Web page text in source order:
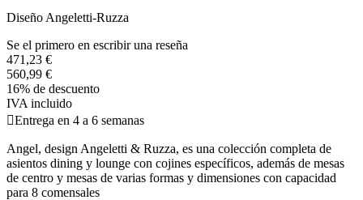
Diseño Angeletti-Ruzza
Se el primero en escribir una reseña
471,23 €
560,99 €
16% de descuento
IVA incluido
Entrega en 4 a 6 semanas
Angel, design Angeletti & Ruzza, es una colección completa de
asientos dining y lounge con cojines específicos, además de mesas
de centro y mesas de varias formas y dimensiones con capacidad
para 8 comensales